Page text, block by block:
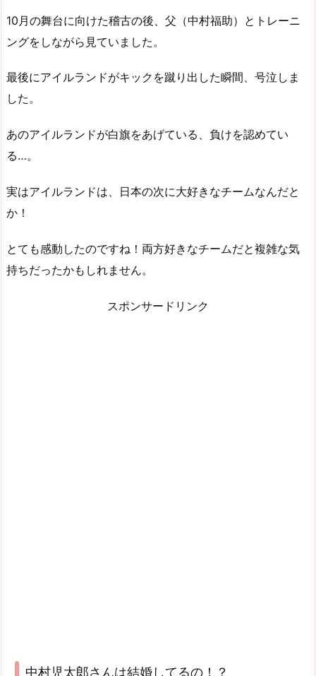
10月の舞台に向けた稽古の後、父（中村福助）とトレーニ
ングをしながら見ていました。
最後にアイルランドがキックを蹴り出した瞬間、号泣しま
した。
あのアイルランドが白旗をあげている、負けを認めてい
る…。
実はアイルランドは、日本の次に大好きなチームなんだと
か！
とても感動したのですね！両方好きなチームだと複雑な気
持ちだったかもしれません。
スポンサードリンク
中村児太郎さんは結婚してるの！？